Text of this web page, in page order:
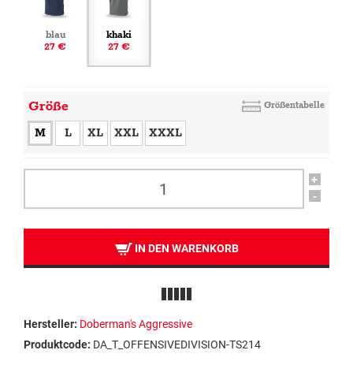
blau
27 €
khaki
27 €
Größe Größentabelle
M L XL XXL XXXL
+
-
IN DEN WARENKORB
Hersteller: Doberman's Aggressive
Produktcode: DA_T_OFFENSIVEDIVISION-TS214